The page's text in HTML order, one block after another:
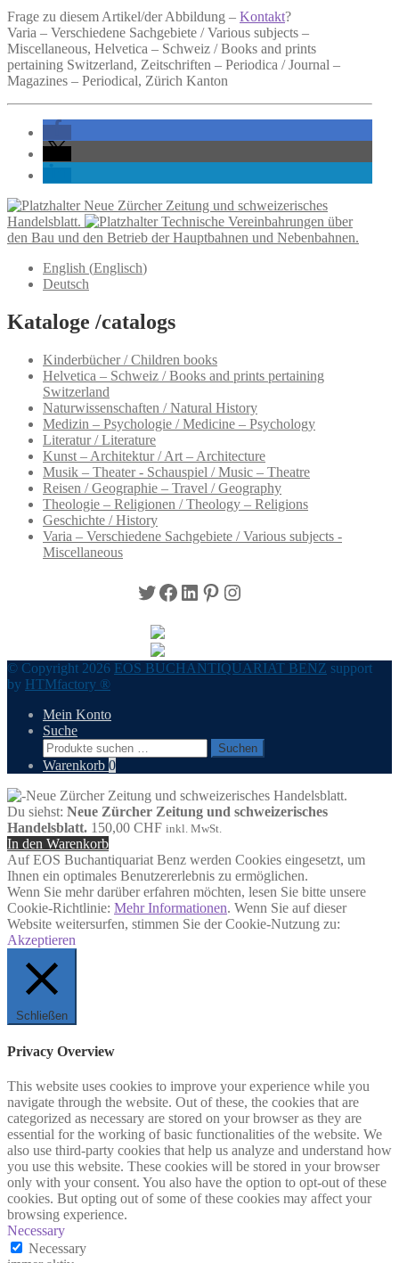
Frage zu diesem Artikel/der Abbildung – Kontakt?
Varia – Verschiedene Sachgebiete / Various subjects –
Miscellaneous, Helvetica – Schweiz / Books and prints
pertaining Switzerland, Zeitschriften – Periodica / Journal –
Magazines – Periodical, Zürich Kanton
Neue Zürcher Zeitung und schweizerisches
Handelsblatt.
Technische Vereinbahrungen über
den Bau und den Betrieb der Hauptbahnen und Nebenbahnen.
English (Englisch)
Deutsch
Kataloge /catalogs
Kinderbücher / Children books
Helvetica – Schweiz / Books and prints pertaining
Switzerland
Naturwissenschaften / Natural History
Medizin – Psychologie / Medicine – Psychology
Literatur / Literature
Kunst – Architektur / Art – Architecture
Musik – Theater - Schauspiel / Music – Theatre
Reisen / Geographie – Travel / Geography
Theologie – Religionen / Theology – Religions
Geschichte / History
Varia – Verschiedene Sachgebiete / Various subjects -
Miscellaneous
Twitter
Facebook
LinkedIn
Pinterest
Instagram
© Copyright 2026 EOS BUCHANTIQUARIAT BENZ support
by HTMfactory ®
Mein Konto
Suche
Suchen
nach:
Suchen
Warenkorb 0
Du siehst: Neue Zürcher Zeitung und schweizerisches
Handelsblatt. 150,00 CHF inkl. MwSt.
In den Warenkorb
Auf EOS Buchantiquariat Benz werden Cookies eingesetzt, um
Ihnen ein optimales Benutzererlebnis zu ermöglichen.
Wenn Sie mehr darüber erfahren möchten, lesen Sie bitte unsere
Cookie-Richtlinie: Mehr Informationen. Wenn Sie auf dieser
Website weitersurfen, stimmen Sie der Cookie-Nutzung zu:
Akzeptieren
Schließen
Privacy Overview
This website uses cookies to improve your experience while you
navigate through the website. Out of these, the cookies that are
categorized as necessary are stored on your browser as they are
essential for the working of basic functionalities of the website. We
also use third-party cookies that help us analyze and understand how
you use this website. These cookies will be stored in your browser
only with your consent. You also have the option to opt-out of these
cookies. But opting out of some of these cookies may affect your
browsing experience.
Necessary
Necessary